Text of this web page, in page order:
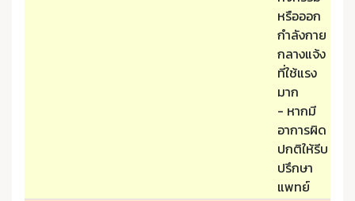
หรือออก
กำลังกาย
กลางแจ้ง
ที่ใช้แรง
มาก
- หากมี
อาการผิด
ปกติให้รีบ
ปรึกษา
แพทย์